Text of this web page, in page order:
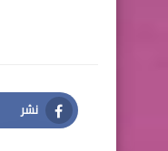
نشر
Facebook